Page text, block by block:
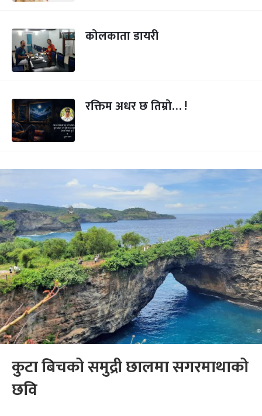
कोलकाता डायरी
रक्तिम अधर छ तिम्रो… !
कुटा बिचको समुद्री छालमा सगरमाथाको
छवि